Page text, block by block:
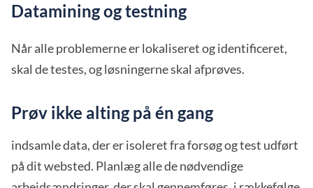
Datamining og testning
Når alle problemerne er lokaliseret og identificeret,
skal de testes, og løsningerne skal afprøves.
Prøv ikke alting på én gang
indsamle data, der er isoleret fra forsøg og test udført
på dit websted. Planlæg alle de nødvendige